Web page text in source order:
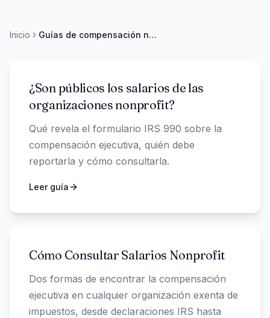
Inicio Guías de compensación nonprofit
¿Son públicos los salarios de las
organizaciones nonprofit?
Qué revela el formulario IRS 990 sobre la
compensación ejecutiva, quién debe
reportarla y cómo consultarla.
Leer guía
Cómo Consultar Salarios Nonprofit
Dos formas de encontrar la compensación
ejecutiva en cualquier organización exenta de
impuestos, desde declaraciones IRS hasta